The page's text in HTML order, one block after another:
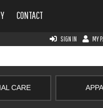
CONTACT
SIGN IN MY
CARE